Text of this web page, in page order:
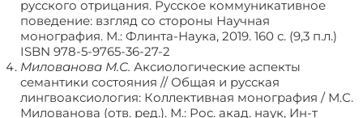
русского отрицания. Русское коммуникативное
поведение: взгляд со стороны Научная
монография. М.: Флинта-Наука, 2019. 160 с. (9,3 п.л.)
ISBN 978-5-9765-36-27-2
Милованова М.С. Аксиологические аспекты
семантики состояния // Общая и русская
лингвоаксиология: Коллективная монография / М.С.
Милованова (отв. ред.). М.: Рос. акад. наук, Ин-т